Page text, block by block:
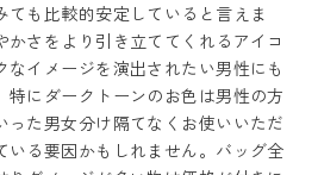
ても比較的安定していると言えま
さをより引き立ててくれるアイコ
なイメージを演出されたい男性にも
特にダークトーンのお色は男性の方
った男女分け隔てなくお使いいただ
いる要因かもしれません。バッグ全